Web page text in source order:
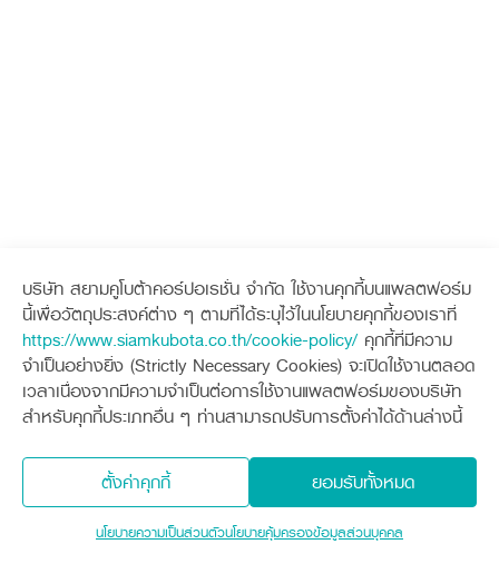
บริษัท สยามคูโบต้าคอร์ปอเรชั่น จำกัด ใช้งานคุกกี้บนแพลตฟอร์ม
นี้เพื่อวัตถุประสงค์ต่าง ๆ ตามที่ได้ระบุไว้ในนโยบายคุกกี้ของเราที่
https://www.siamkubota.co.th/cookie-policy/คุกกี้ที่มีความ
จำเป็นอย่างยิ่ง (Strictly Necessary Cookies) จะเปิดใช้งานตลอด
เวลาเนื่องจากมีความจำเป็นต่อการใช้งานแพลตฟอร์มของบริษัท
สำหรับคุกกี้ประเภทอื่น ๆ ท่านสามารถปรับการตั้งค่าได้ด้านล่างนี้
ยอมรับทั้งหมด
ตั้งค่าคุกกี้
นโยบายความเป็นส่วนตัวนโยบายคุ้มครองข้อมูลส่วนบุคคล